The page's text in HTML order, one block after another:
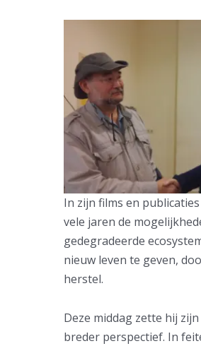
In zijn films en
vele jaren de
gedegradeerde
nieuw leven te geven,
herstel.
Deze middag zette hij
breder perspectief. In